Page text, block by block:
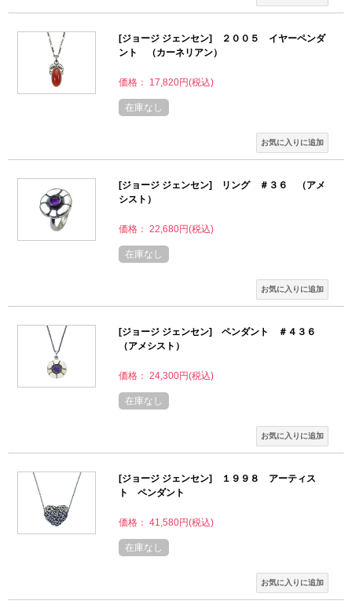
[ジョージ ジェンセン] ２００５ イヤーペンダ
ント （カーネリアン）
価格： 17,820円(税込)
在庫なし
[ジョージ ジェンセン] リング ＃３６ （アメ
シスト）
価格： 22,680円(税込)
在庫なし
[ジョージ ジェンセン] ペンダント ＃４３６
（アメシスト）
価格： 24,300円(税込)
在庫なし
[ジョージ ジェンセン] １９９８ アーティス
ト ペンダント
価格： 41,580円(税込)
在庫なし